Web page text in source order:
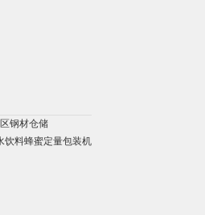
钢材仓储
饮料蜂蜜定量包装机